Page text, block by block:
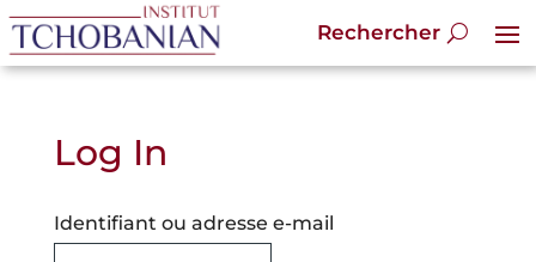
Log In
Identifiant ou adresse e-mail